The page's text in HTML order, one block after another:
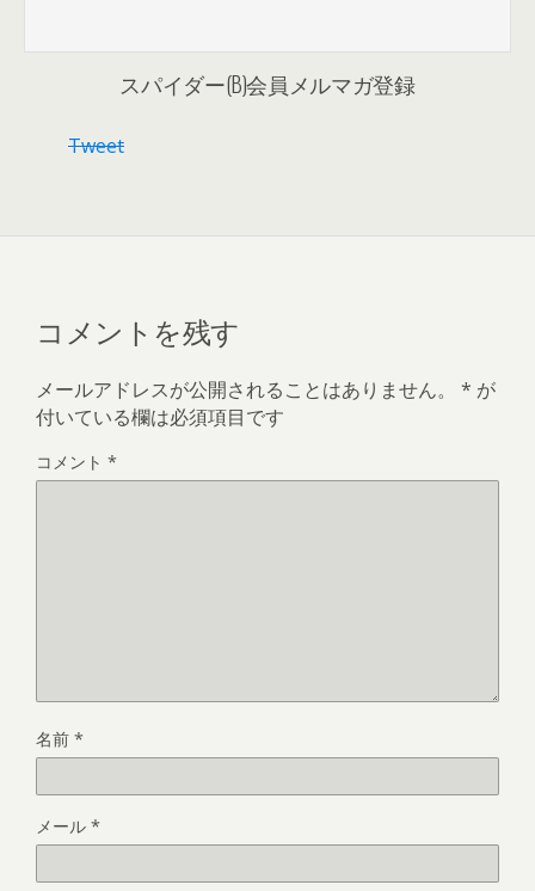
スパイダー(B)会員メルマガ登録
Tweet
コメントを残す
メールアドレスが公開されることはありません。 * が
付いている欄は必須項目です
コメント *
名前 *
メール *